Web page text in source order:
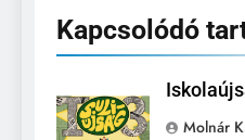
Kapcsolódó
Molnár